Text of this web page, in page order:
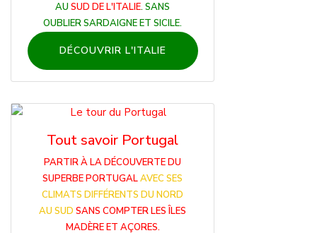
AU SUD DE L'ITALIE. SANS
OUBLIER SARDAIGNE ET SICILE.
DÉCOUVRIR L'ITALIE
Tout savoir Portugal
PARTIR À LA DÉCOUVERTE DU
SUPERBE PORTUGALAVEC SES
CLIMATS DIFFÉRENTS DU NORD
AU SUD SANS COMPTER LES ÎLES
MADÈRE ET AÇORES.